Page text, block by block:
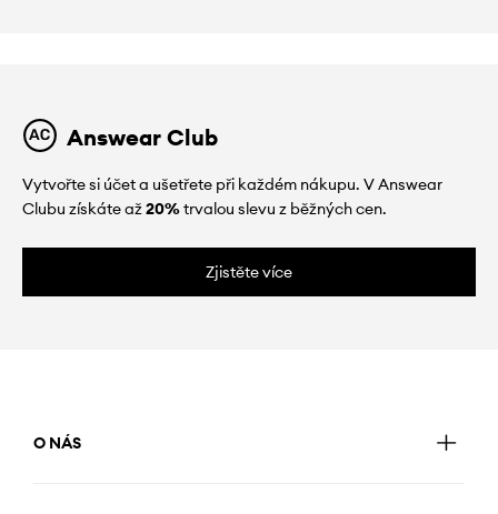
Answear Club
Vytvořte si účet a ušetřete při každém nákupu. V Answear
Clubu získáte až20%trvalou slevu z běžných cen.
Zjistěte více
O NÁS